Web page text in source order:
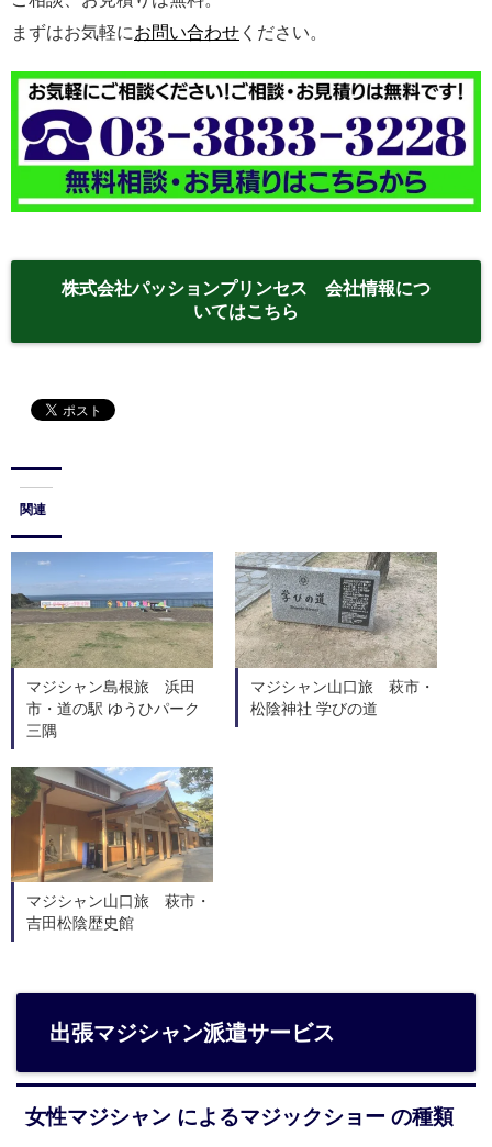
まずはお気軽にお問い合わせ ください。
株式会社パッションプリンセス 会社情報につ
いてはこちら
関連
マジシャン島根旅 浜田
市・道の駅 ゆうひパーク
三隅
マジシャン山口旅 萩市・
松陰神社 学びの道
マジシャン山口旅 萩市・
吉田松陰歴史館
出張マジシャン派遣サービス
女性マジシャン によるマジックショー の種類